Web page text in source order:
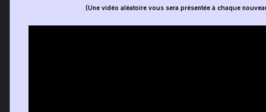
(Une vidéo aléatoire vous sera présentée à chaque